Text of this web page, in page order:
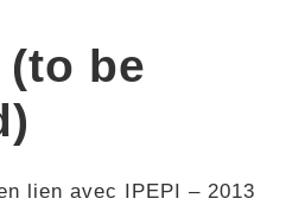
be
lien avec IPEPI – 2013